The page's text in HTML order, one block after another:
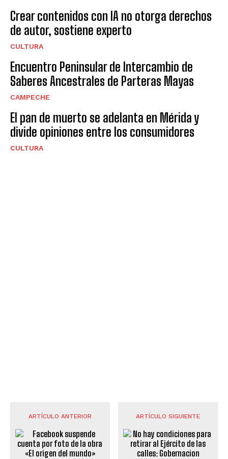
Crear contenidos con IA no otorga derechos
de autor, sostiene experto
CULTURA
Encuentro Peninsular de Intercambio de
Saberes Ancestrales de Parteras Mayas
CAMPECHE
El pan de muerto se adelanta en Mérida y
divide opiniones entre los consumidores
CULTURA
ARTÍCULO ANTERIOR ARTÍCULO SIGUIENTE